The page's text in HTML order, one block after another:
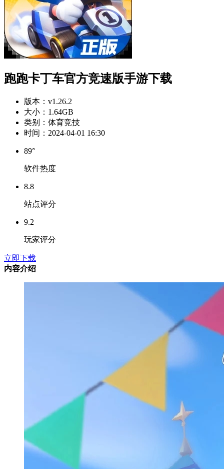
跑跑卡丁车官方竞速版手游下载
版本： v1.26.2
大小： 1.64GB
类别： 体育竞技
时间： 2024-04-01 16:30
89°
软件热度
8.8
站点评分
9.2
玩家评分
立即下载
内容介绍